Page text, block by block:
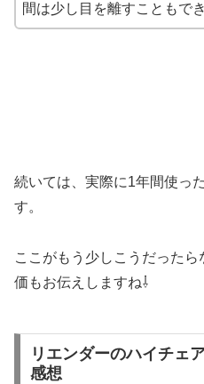
間は少し目を離すこともで
続いては、実際に1年間使っ
す。
ここがもう少しこうだった
価もお伝えしますね⇩
リエンダーのハイチェ
感想